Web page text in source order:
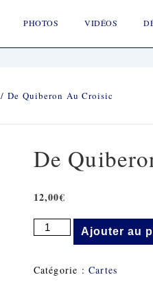
PHOTOS VIDÉOS
/ De Quiberon Au Croisic
De
12,00€
Quantité
De
Au
Ajouter au
Catégorie :Cartes